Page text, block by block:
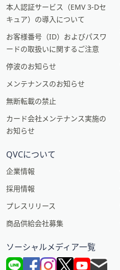
本人認証サービス（EMV 3-Dセ
キュア）の導入について
お客様番号（ID）およびパスワ
ードの取扱いに関するご注意
停波のお知らせ
メンテナンスのお知らせ
無断転載の禁止
カード会社メンテナンス実施の
お知らせ
QVCについて
企業情報
採用情報
プレスリリース
商品供給会社募集
ソーシャルメディア一覧